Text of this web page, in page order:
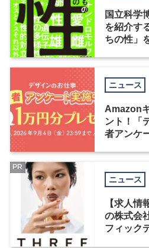
国立科学
を紹介す
ちの性」
ニュース
Amazon
ント！「
者アンケ
ニュース
【求人情
の株式会
フィック
PR